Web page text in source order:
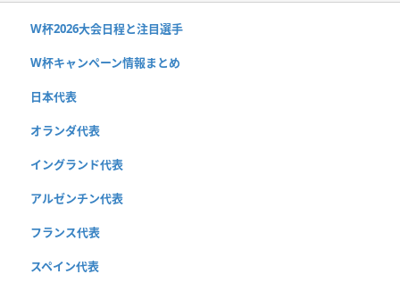
W杯2026大会日程と注目選手
W杯キャンペーン情報まとめ
日本代表
オランダ代表
イングランド代表
アルゼンチン代表
フランス代表
スペイン代表